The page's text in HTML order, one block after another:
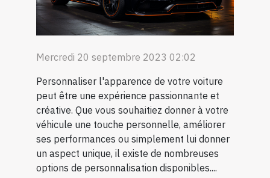
Mercredi 20 septembre 2023 02:02
Personnaliser l'apparence de votre voiture
peut être une expérience passionnante et
créative. Que vous souhaitiez donner à votre
véhicule une touche personnelle, améliorer
ses performances ou simplement lui donner
un aspect unique, il existe de nombreuses
options de personnalisation disponibles....